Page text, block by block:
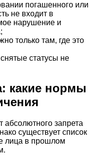
погашенного или
не входит в
нарушение и
только там, где это
статусы не
какие нормы
абсолютного запрета
существует список
лица в прошлом